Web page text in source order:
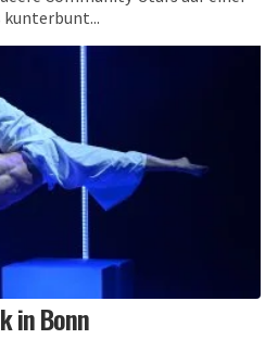
kunterbunt...
in Bonn